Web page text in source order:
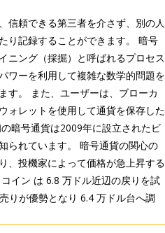
信頼できる第三者を介さず、別の人
り記録することができます。 暗号
ニング（採掘）と呼ばれるプロセス
ワーを利用して複雑な数学的問題を
す。 また、ユーザーは、ブローカ
ォレットを使用して通貨を保存した
暗号通貨は2009年に設立されたビ
られています。 暗号通貨の関心の
、投機家によって価格が急上昇する
イン は 6.8 万ドル近辺の戻りを試
りが優勢となり 6.4 万ドル台へ調